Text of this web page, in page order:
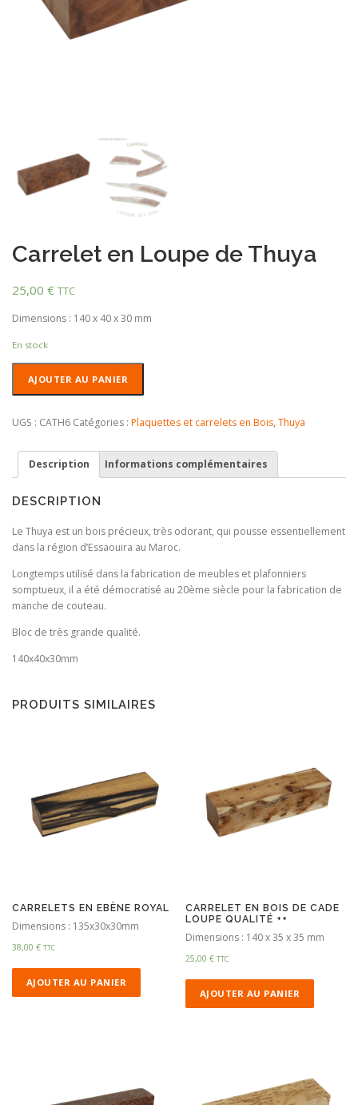
Carrelet en Loupe de Thuya
25,00 € TTC
Dimensions : 140 x 40 x 30 mm
En stock
en
de
Thuya
AJOUTER AU PANIER
UGS : CATH6 Catégories : Plaquettes et carrelets en Bois, Thuya
Description Informations complémentaires
DESCRIPTION
Le Thuya est un bois précieux, très odorant, qui pousse essentiellement
dans la région d’Essaouira au Maroc.
Longtemps utilisé dans la fabrication de meubles et plafonniers
somptueux, il a été démocratisé au 20ème siècle pour la fabrication de
manche de couteau.
Bloc de très grande qualité.
140x40x30mm
PRODUITS SIMILAIRES
CARRELETS EN EBÈNE ROYAL
Dimensions : 135x30x30mm
38,00 € TTC
AJOUTER AU PANIER
CARRELET EN BOIS DE CADE
LOUPE QUALITÉ ++
Dimensions : 140 x 35 x 35 mm
25,00€ TTC
AJOUTER AU PANIER